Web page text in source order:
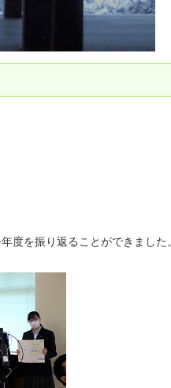
度を振り返ることができました。